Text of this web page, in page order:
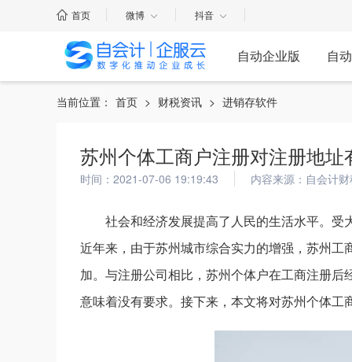
首页 微博 抖音
自动企业版 自
当前位置： 首页 > 财税资讯 > 进销存软件
苏州个体工商户注册对注册地址
时间：2021-07-06 19:19:43 内容来源：自会计
社会和经济发展提高了人民的生活水平。受
近年来，由于苏州城市综合实力的增强，苏州
加。与注册公司相比，苏州个体户在工商注册
意味着没有要求。接下来，本文将对苏州个体工